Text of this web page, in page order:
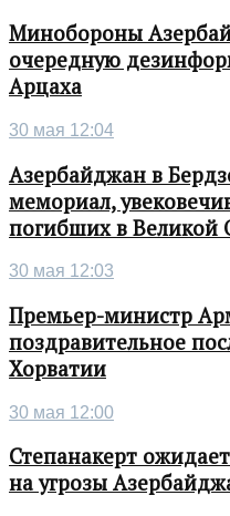
Минобороны
очередную
Арцаха
30 мая 12:04
Азербайджан в
мемориал,
погибших в Великой
30 мая 12:03
Премьер-министр
поздравительное
Хорватии
30 мая 12:00
Степанакерт
на угрозы